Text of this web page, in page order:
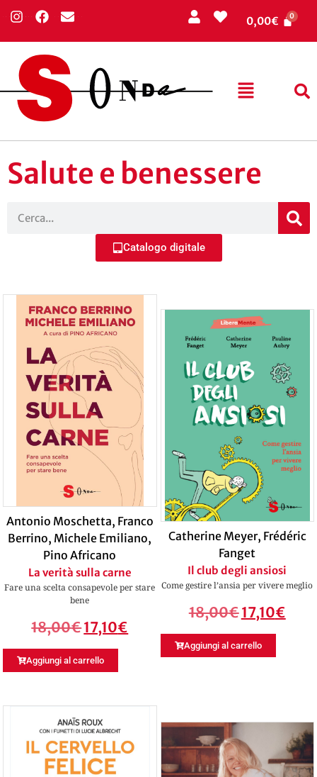
0,00€
Salute e benessere
Catalogo digitale
Antonio Moschetta, Franco
Berrino, Michele Emiliano,
Pino Africano
La verità sulla carne
Fare una scelta consapevole per stare
bene
18,00€17,10€
Aggiungi al carrello
Catherine Meyer, Frédéric
Fanget
Il club degli ansiosi
Come gestire l’ansia per vivere meglio
18,00€17,10€
Aggiungi al carrello